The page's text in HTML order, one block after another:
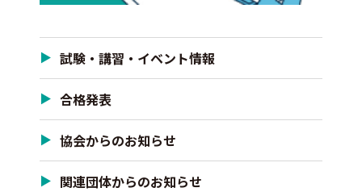
試験・講習・イベント情報
合格発表
協会からのお知らせ
関連団体からのお知らせ